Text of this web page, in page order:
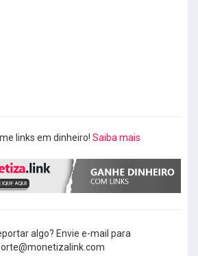
links em dinheiro! Saiba mais
algo? Envie e-mail para